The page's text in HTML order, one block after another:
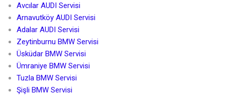
Avcılar AUDI Servisi
Arnavutköy AUDI Servisi
Adalar AUDI Servisi
Zeytinburnu BMW Servisi
Üsküdar BMW Servisi
Ümraniye BMW Servisi
Tuzla BMW Servisi
Şişli BMW Servisi